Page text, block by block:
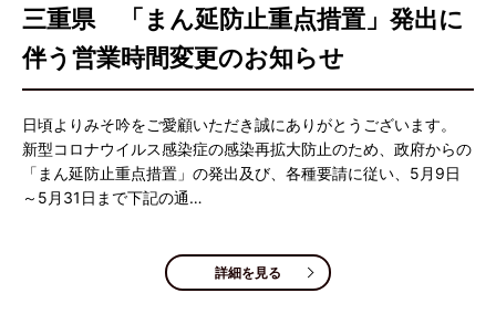
三重県 「まん延防止重点措置」発出に
伴う営業時間変更のお知らせ
日頃よりみそ吟をご愛顧いただき誠にありがとうございます。
新型コロナウイルス感染症の感染再拡大防止のため、政府からの
「まん延防止重点措置」の発出及び、各種要請に従い、5月9日
～5月31日まで下記の通…
詳細を見る